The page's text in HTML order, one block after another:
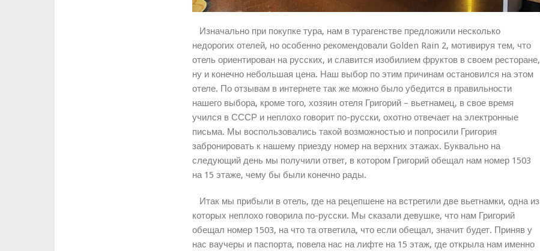
Изначально при покупке тура, нам в турагенстве предложили несколько
недорогих отелей, но особенно рекомендовали Golden Rain 2, мотивируя тем, что
отель ориентирован на русских, и славится изобилием фруктов в своем ресторане,
ну и конечно небольшая цена. Наш выбор по этим причинам остановился на этом
отеле. По отзывам в интернете так же можно было убедится в правильности
нашего выбора, кроме того, хозяин отеля Григорий – вьетнамец, в свое время
учился в СССР и неплохо говорит по-русски, охотно отвечает на электронные
письма. Мы воспользовались такой возможностью и попросили Григория
забронировать к нашему приезду номер на верхних этажах. Буквально на
следующий день мы получили ответ, в котором Григорий обещал нам номер 1503
на 15 этаже, чему бы были конечно рады.
Итак мы прибыли в отель, где на рецепшене на встретили две вьетнамки, одна из
которых неплохо говорила по-русски. Мы сказали девушке, что нам Григорий
обещал номер 1503, на что та ответила, что если обещал, значит будет. Приняв у
нас ваучеры и паспорта, повела нас на лифте на 15 этаж, где открыла нам именно